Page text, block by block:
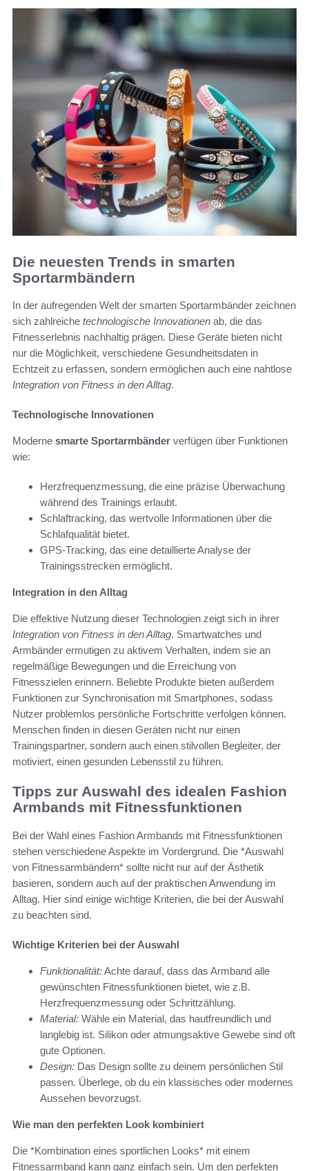
Die neuesten Trends in smarten
Sportarmbändern
In der aufregenden Welt der smarten Sportarmbänder zeichnen
sich zahlreiche technologische Innovationen ab, die das
Fitnesserlebnis nachhaltig prägen. Diese Geräte bieten nicht
nur die Möglichkeit, verschiedene Gesundheitsdaten in
Echtzeit zu erfassen, sondern ermöglichen auch eine nahtlose
Integration von Fitness in den Alltag.
Technologische Innovationen
Moderne smarte Sportarmbänder verfügen über Funktionen
wie:
Herzfrequenzmessung, die eine präzise Überwachung
während des Trainings erlaubt.
Schlaftracking, das wertvolle Informationen über die
Schlafqualität bietet.
GPS-Tracking, das eine detaillierte Analyse der
Trainingsstrecken ermöglicht.
Integration in den Alltag
Die effektive Nutzung dieser Technologien zeigt sich in ihrer
Integration von Fitness in den Alltag. Smartwatches und
Armbänder ermutigen zu aktivem Verhalten, indem sie an
regelmäßige Bewegungen und die Erreichung von
Fitnesszielen erinnern. Beliebte Produkte bieten außerdem
Funktionen zur Synchronisation mit Smartphones, sodass
Nutzer problemlos persönliche Fortschritte verfolgen können.
Menschen finden in diesen Geräten nicht nur einen
Trainingspartner, sondern auch einen stilvollen Begleiter, der
motiviert, einen gesunden Lebensstil zu führen.
Tipps zur Auswahl des idealen Fashion
Armbands mit Fitnessfunktionen
Bei der Wahl eines Fashion Armbands mit Fitnessfunktionen
stehen verschiedene Aspekte im Vordergrund. Die *Auswahl
von Fitnessarmbändern* sollte nicht nur auf der Ästhetik
basieren, sondern auch auf der praktischen Anwendung im
Alltag. Hier sind einige wichtige Kriterien, die bei der Auswahl
zu beachten sind.
Wichtige Kriterien bei der Auswahl
Funktionalität:Achte darauf, dass das Armband alle
gewünschten Fitnessfunktionen bietet, wie z.B.
Herzfrequenzmessung oder Schrittzählung.
Material: Wähle ein Material, das hautfreundlich und
langlebig ist. Silikon oder atmungsaktive Gewebe sind oft
gute Optionen.
Design: Das Design sollte zu deinem persönlichen Stil
passen. Überlege, ob du ein klassisches oder modernes
Aussehen bevorzugst.
Wie man den perfekten Look kombiniert
Die *Kombination eines sportlichen Looks* mit einem
Fitnessarmband kann ganz einfach sein. Um den perfekten